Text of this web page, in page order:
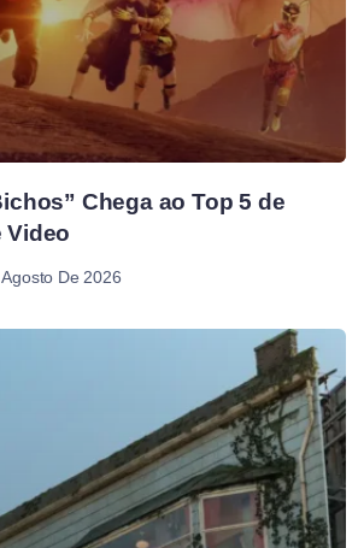
Chega ao Top 5 de
Video
De 2026